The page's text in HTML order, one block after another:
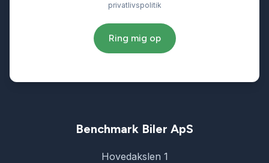
privatlivspolitik
Ring mig op
Benchmark Biler ApS
Hovedakslen 1